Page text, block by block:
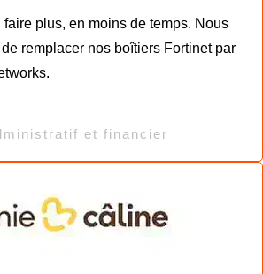
faire plus, en moins de temps. Nous
remplacer nos boîtiers Fortinet par
et financier